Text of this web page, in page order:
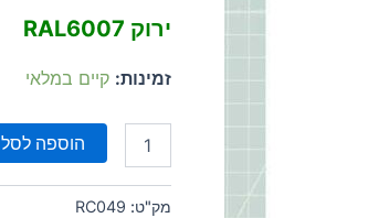
ירוק RAL6007
זמינות: קיים במלאי
הוספה לסל
מק"ט: RC049